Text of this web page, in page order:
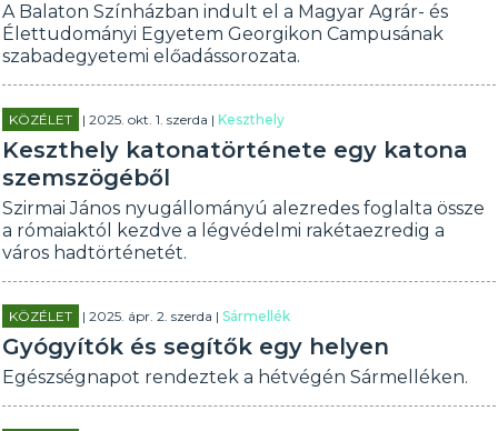
A Balaton Színházban indult el a Magyar Agrár- és
Élettudományi Egyetem Georgikon Campusának
szabadegyetemi előadássorozata.
KÖZÉLET | 2025. okt. 1. szerda |Keszthely
Keszthely katonatörténete egy katona
szemszögéből
Szirmai János nyugállományú alezredes foglalta össze
a rómaiaktól kezdve a légvédelmi rakétaezredig a
város hadtörténetét.
KÖZÉLET | 2025. ápr. 2. szerda |Sármellék
Gyógyítók és segítők egy helyen
Egészségnapot rendeztek a hétvégén Sármelléken.